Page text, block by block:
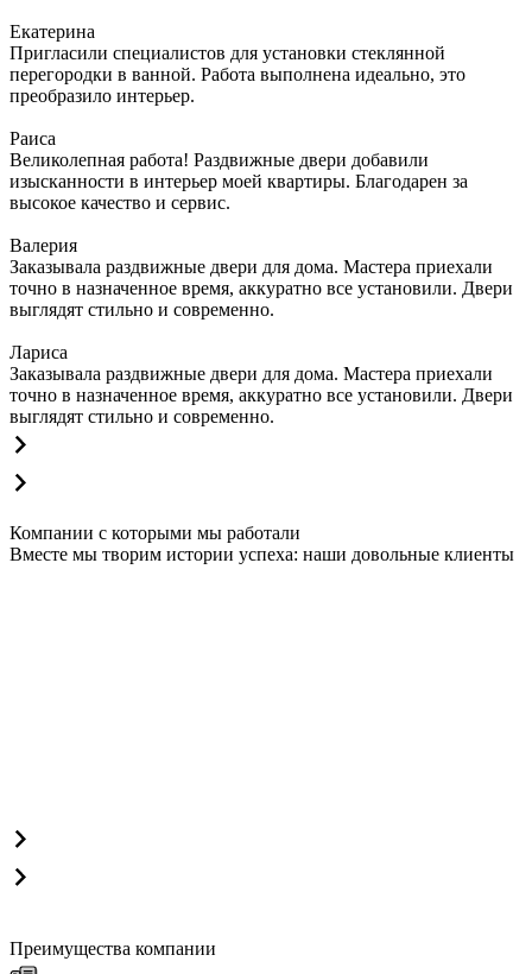
Екатерина
Пригласили специалистов для установки стеклянной
перегородки в ванной. Работа выполнена идеально, это
преобразило интерьер.
Раиса
Великолепная работа! Раздвижные двери добавили
изысканности в интерьер моей квартиры. Благодарен за
высокое качество и сервис.
Валерия
Заказывала раздвижные двери для дома. Мастера приехали
точно в назначенное время, аккуратно все установили. Двери
выглядят стильно и современно.
Лариса
Заказывала раздвижные двери для дома. Мастера приехали
точно в назначенное время, аккуратно все установили. Двери
выглядят стильно и современно.
Компании с которыми мы работали
Вместе мы творим истории успеха: наши довольные клиенты
Преимущества компании